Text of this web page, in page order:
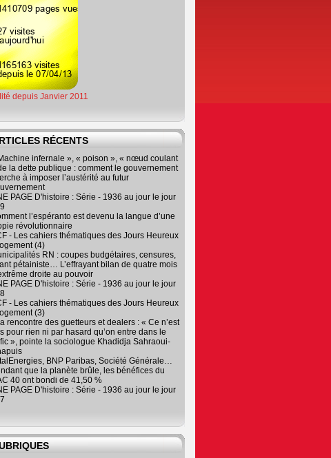
depuis Janvier 2011
RÉCENTS
infernale », « poison », « nœud coulant
la dette publique : comment le gouvernement
à imposer l’austérité au futur
PAGE D'histoire : Série - 1936 au jour le jour
l’espéranto est devenu la langue d’une
révolutionnaire
- Les cahiers thématiques des Jours Heureux
(4)
RN : coupes budgétaires, censures,
pétainiste… L’effrayant bilan de quatre mois
droite au pouvoir
PAGE D'histoire : Série - 1936 au jour le jour
- Les cahiers thématiques des Jours Heureux
(3)
rencontre des guetteurs et dealers : « Ce n’est
pour rien ni par hasard qu’on entre dans le
», pointe la sociologue Khadidja Sahraoui-
BNP Paribas, Société Générale…
que la planète brûle, les bénéfices du
40 ont bondi de 41,50 %
PAGE D'histoire : Série - 1936 au jour le jour